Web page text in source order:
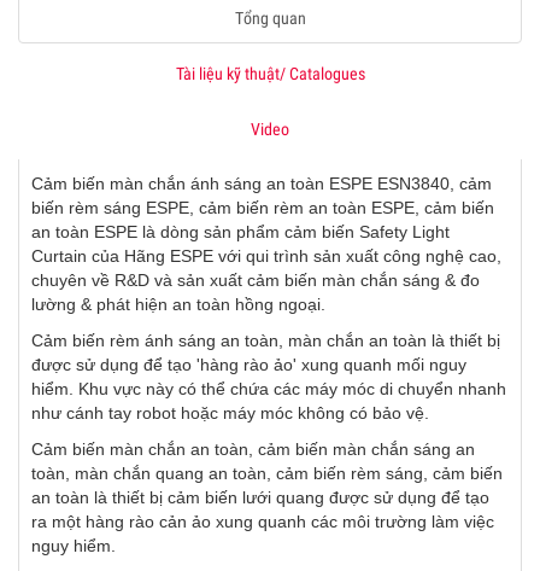
Tổng quan
Tài liệu kỹ thuật/ Catalogues
Video
Cảm biến màn chắn ánh sáng an toàn ESPE ESN3840, cảm
biến rèm sáng ESPE, cảm biến rèm an toàn ESPE, cảm biến
an toàn ESPE là dòng sản phẩm cảm biến Safety Light
Curtain của Hãng ESPE với qui trình sản xuất công nghệ cao,
chuyên về R&D và sản xuất cảm biến màn chắn sáng & đo
lường & phát hiện an toàn hồng ngoại.
Cảm biến rèm ánh sáng an toàn, màn chắn an toàn là thiết bị
được sử dụng để tạo 'hàng rào ảo' xung quanh mối nguy
hiểm. Khu vực này có thể chứa các máy móc di chuyển nhanh
như cánh tay robot hoặc máy móc không có bảo vệ.
Cảm biến màn chắn an toàn, cảm biến màn chắn sáng an
toàn, màn chắn quang an toàn, cảm biến rèm sáng, cảm biến
an toàn là thiết bị cảm biến lưới quang được sử dụng để tạo
ra một hàng rào cản ảo xung quanh các môi trường làm việc
nguy hiểm.